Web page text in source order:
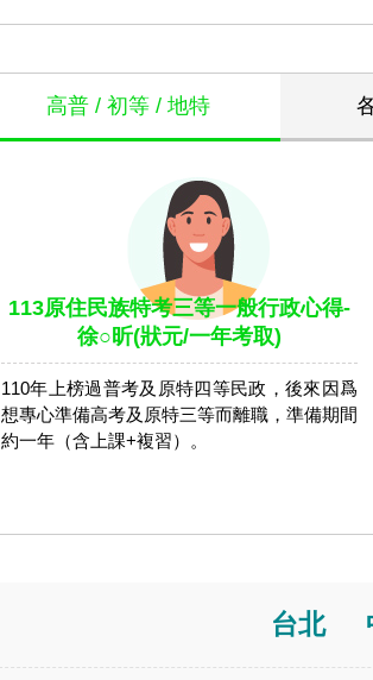
高普 / 初等 / 地特
113原住民族特考三等一般行政心得-
徐○昕(狀元/一年考取)
110年上榜過普考及原特四等民政，後來因爲
想專心準備高考及原特三等而離職，準備期間
約一年（含上課+複習）。
台北